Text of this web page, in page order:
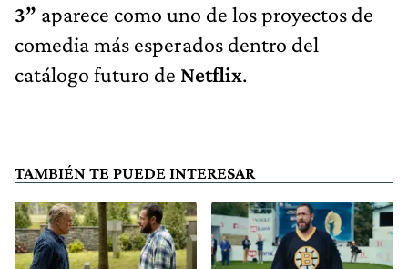
3” aparece como uno de los proyectos de
comedia más esperados dentro del
catálogo futuro de Netflix.
TAMBIÉN TE PUEDE INTERESAR